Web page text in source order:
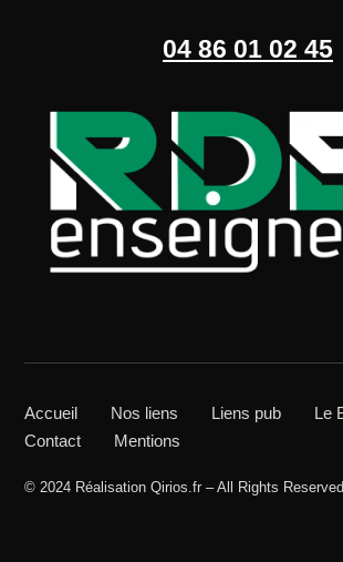
04 86 01 02 45
Accueil Nos liens Liens pub
Le
Contact
Mentions
© 2024 Réalisation Qirios.fr – All Rights Reserved.